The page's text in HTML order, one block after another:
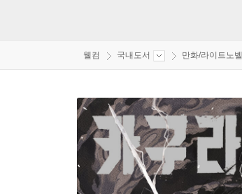
웰컴 국내도서 만화/라이트노벨